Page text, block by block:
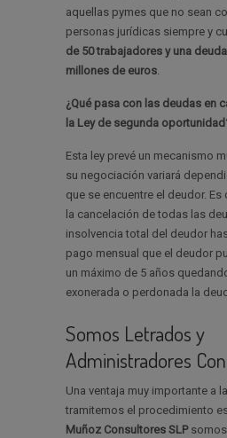
aquellas pymes que no sean
personas jurídicas siempre y
de 50 trabajadores y una
millones de euros.
¿Qué pasa con las deudas en
la Ley de segunda
Esta ley prevé un mecanismo
su negociación variará
que se encuentre el deudor. Es
la cancelación de todas las
insolvencia total del deudor
pago mensual que el deudor
un máximo de 5 años
exonerada o perdonada la
Somos Letrados y
Administradores
Una ventaja muy importante a
tramitemos el procedimiento
Muñoz Consultores SLP